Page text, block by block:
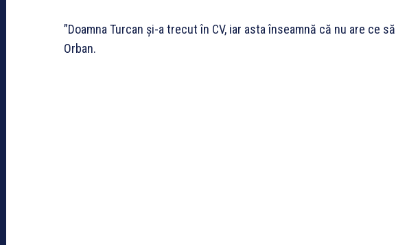
”Doamna Turcan și-a trecut în CV, iar asta înseamnă că nu are ce
Orban.